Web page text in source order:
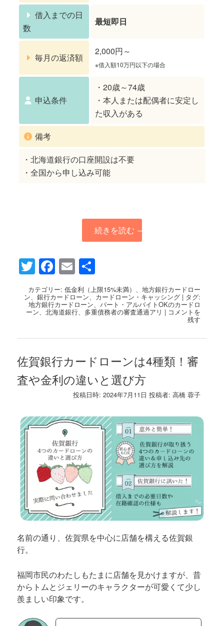
借入までの日
数
最短即日
毎月の返済額
2,000円～
※借入額10万円以下の場合
申込条件
・20歳～74歳
・本人または配偶者に安定し
た収入がある
備考
・北海道銀行の口座開設は不要
・全国から申し込み可能
続きを読む →
Twitter
Facebook
Email
有
カテゴリー: 低金利（上限15%未満） 、地方銀行カードロー
ン 、銀行カードローン、 カードローン・キャッシング | タグ:
地方銀行カードローン 、パート・アルバイトOKのカードロ
ーン 、北海道銀行 多重債務者の審査通過アリ | コメントを
残す
佐賀銀行カードローンは4種類！審
査や金利の違いと選び方
投稿日時:2024年7月11日 投稿者:高橋 蓉子
名前の通り、佐賀県を中心に店舗を構える佐賀銀
行。
福岡市民のわたしもたまに店舗を見かけますが、昔
からトムとジェリーのキャラクターが可愛くて少し
羨ましい印象です。